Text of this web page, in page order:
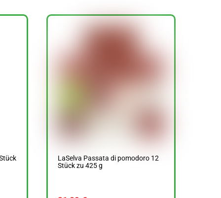
LaSelva Passata di pomodoro 12
Stück zu 425 g